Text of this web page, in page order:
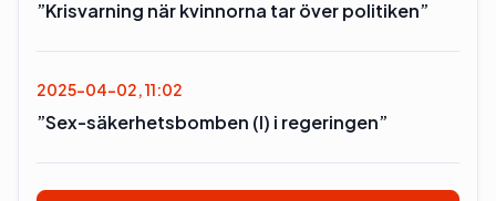
”Krisvarning när kvinnorna tar över politiken”
2025-04-02, 11:02
”Sex-säkerhetsbomben (l) i regeringen”